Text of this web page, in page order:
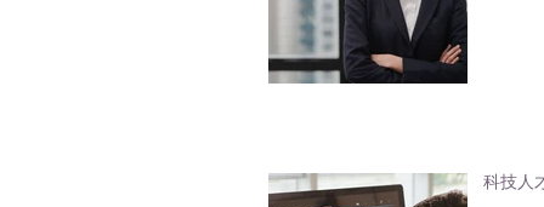
科技人